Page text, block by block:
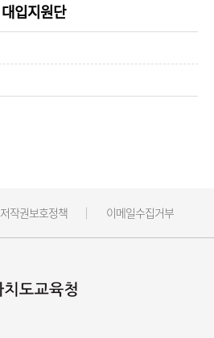
대입지원단
저작권보호정책 이메일수집거부